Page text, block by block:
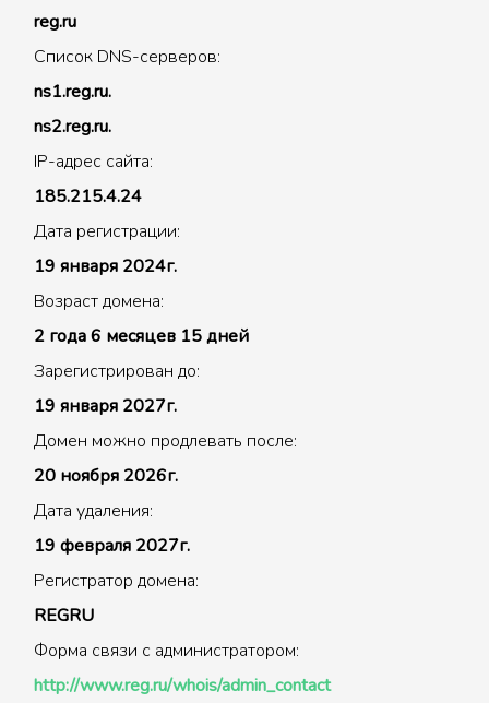
reg.ru
Список DNS-серверов:
ns1.reg.ru.
ns2.reg.ru.
IP-адрес сайта:
185.215.4.24
Дата регистрации:
19 января 2024г.
Возраст домена:
2 года 6 месяцев 15 дней
Зарегистрирован до:
19 января 2027г.
Домен можно продлевать после:
20 ноября 2026г.
Дата удаления:
19 февраля 2027г.
Регистратор домена:
REGRU
Форма связи с администратором:
http://www.reg.ru/whois/admin_contact